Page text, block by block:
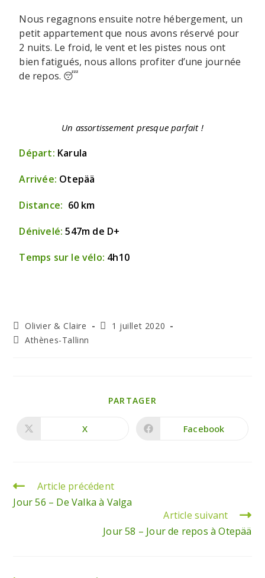
Nous regagnons ensuite notre hébergement, un
petit appartement que nous avons réservé pour
2 nuits. Le froid, le vent et les pistes nous ont
bien fatigués, nous allons profiter d’une journée
de repos. 😴
Un assortissement presque parfait !
Départ: Karula
Arrivée: Otepää
Distance: 60 km
Dénivelé: 547m de D+
Temps sur le vélo: 4h10
Olivier & Claire
1 juillet 2020
Athènes-Tallinn
PARTAGER
X Facebook
Article précédent
Jour 56 – De Valka à Valga
Article suivant
Jour 58 – Jour de repos à Otepää